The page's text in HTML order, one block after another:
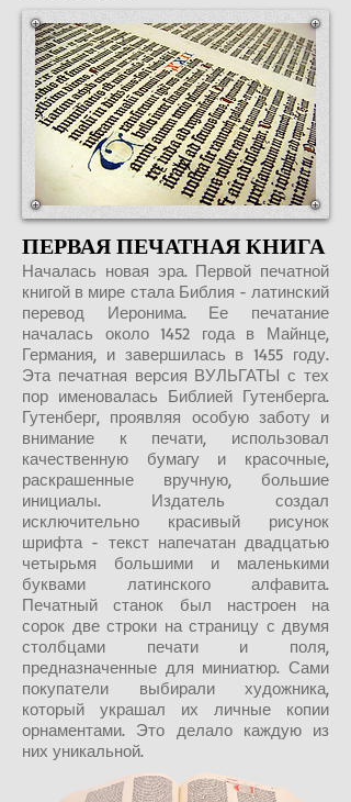
ПЕРВАЯ ПЕЧАТНАЯ КНИГА
Началась новая эра. Первой печатной
книгой в мире стала Библия - латинский
перевод Иеронима. Ее печатание
началась около 1452 года в Майнце,
Германия, и завершилась в 1455 году.
Эта печатная версия ВУЛЬГАТЫ с тех
пор именовалась Библией Гутенберга.
Гутенберг, проявляя особую заботу и
внимание к печати, использовал
качественную бумагу и красочные,
раскрашенные вручную, большие
инициалы. Издатель создал
исключительно красивый рисунок
шрифта - текст напечатан двадцатью
четырьмя большими и маленькими
буквами латинского алфавита.
Печатный станок был настроен на
сорок две строки на страницу с двумя
столбцами печати и поля,
предназначенные для миниатюр. Сами
покупатели выбирали художника,
который украшал их личные копии
орнаментами. Это делало каждую из
них уникальной.